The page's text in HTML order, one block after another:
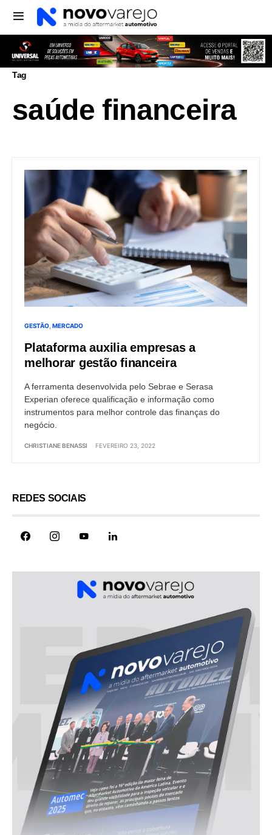
Tag
saúde financeira
GESTÃO MERCADO
Plataforma auxilia empresas a
melhorar gestão financeira
A ferramenta desenvolvida pelo Sebrae e Serasa
Experian oferece qualificação e informação como
instrumentos para melhor controle das finanças do
negócio.
CHRISTIANE BENASSI FEVEREIRO 23, 2022
REDES SOCIAIS